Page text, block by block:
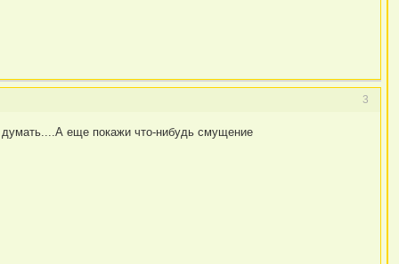
3
еще покажи что-нибудь смущение